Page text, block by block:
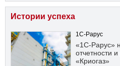
Истории успеха
1С-Рарус
«1С-Рарус»
отчетности
«Криогаз»